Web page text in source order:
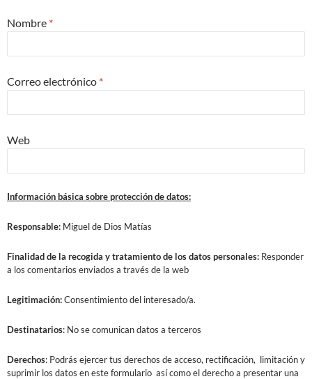
Nombre *
Correo electrónico *
Web
Información básica sobre protección de datos:
Responsable: Miguel de Dios Matías
Finalidadde la recogida y tratamiento de los datos personales: Responder
a los comentarios enviados a través de la web
Legitimación:Consentimiento del interesado/a.
Destinatarios: No se comunican datos a terceros
Derechos: Podrás ejercer tus derechos de acceso, rectificación, limitación y
suprimir los datos en este formulario así como el derecho a presentar una